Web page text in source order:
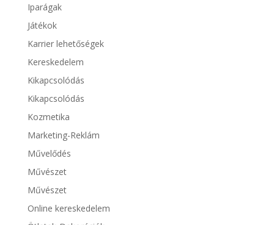
Iparágak
Játékok
Karrier lehetőségek
Kereskedelem
Kikapcsolódás
Kikapcsolódás
Kozmetika
Marketing-Reklám
Művelődés
Művészet
Művészet
Online kereskedelem